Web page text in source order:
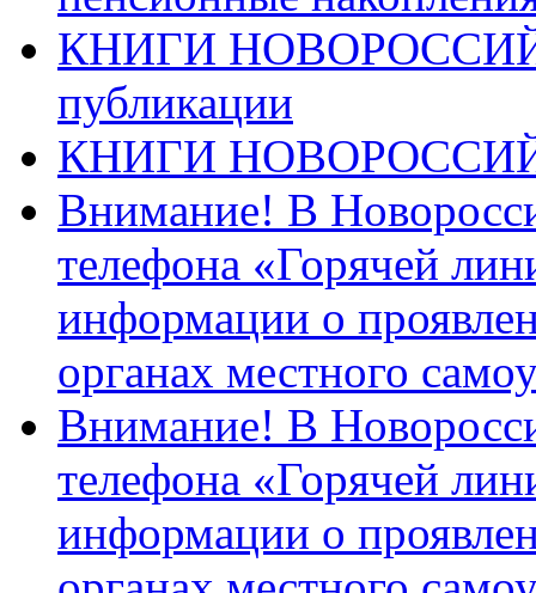
КНИГИ
публикации
КНИГИ
Внимание! В
телефона «Горячей
информации о
органах местного
Внимание! В
телефона «Горячей
информации о